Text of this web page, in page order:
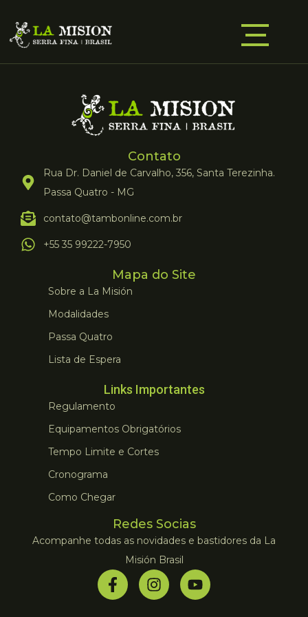
Contato
Rua Dr. Daniel de Carvalho, 356, Santa Terezinha.
Passa Quatro - MG
contato@tambonline.com.br
+55 35 99222-7950
Mapa do Site
Sobre a La Misión
Modalidades
Passa Quatro
Lista de Espera
Links Importantes
Regulamento
Equipamentos Obrigatórios
Tempo Limite e Cortes
Cronograma
Como Chegar
Redes Socias
Acompanhe todas as novidades e bastidores da La
Misión Brasil